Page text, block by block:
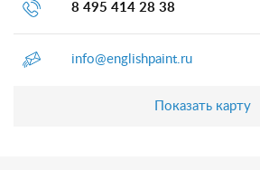
8 495 414 28 38
info@englishpaint.ru
Показать карту